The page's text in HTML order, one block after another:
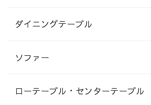
ダイニングテーブル
ソファー
ローテーブル・センターテーブル